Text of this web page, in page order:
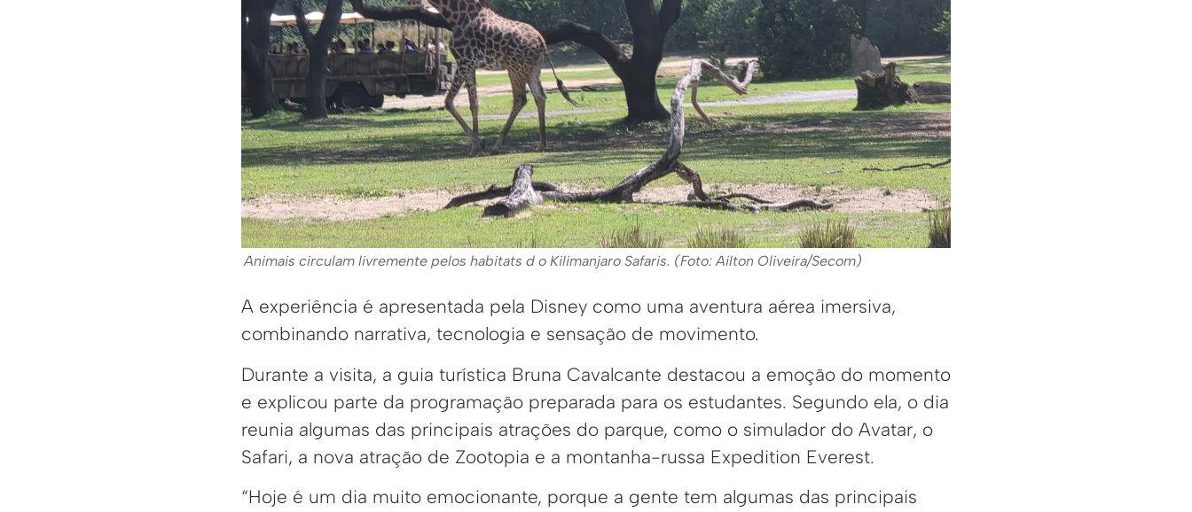
Animais circulam livremente pelos habitats d o Kilimanjaro Safaris. (Foto: Ailton Oliveira/Secom)
A experiência é apresentada pela Disney como uma aventura aérea imersiva,
combinando narrativa, tecnologia e sensação de movimento.
Durante a visita, a guia turística Bruna Cavalcante destacou a emoção do momento
e explicou parte da programação preparada para os estudantes. Segundo ela, o dia
reunia algumas das principais atrações do parque, como o simulador do Avatar, o
Safari, a nova atração de Zootopia e a montanha-russa Expedition Everest.
“Hoje é um dia muito emocionante, porque a gente tem algumas das principais